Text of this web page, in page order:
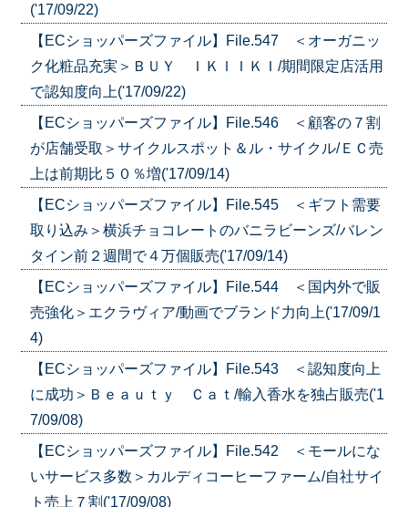
('17/09/22)
【ECショッパーズファイル】File.547 ＜オーガニッ
ク化粧品充実＞ＢＵＹ ＩＫＩＩＫＩ/期間限定店活用
で認知度向上('17/09/22)
【ECショッパーズファイル】File.546 ＜顧客の７割
が店舗受取＞サイクルスポット＆ル・サイクル/ＥＣ売
上は前期比５０％増('17/09/14)
【ECショッパーズファイル】File.545 ＜ギフト需要
取り込み＞横浜チョコレートのバニラビーンズ/バレン
タイン前２週間で４万個販売('17/09/14)
【ECショッパーズファイル】File.544 ＜国内外で販
売強化＞エクラヴィア/動画でブランド力向上('17/09/1
4)
【ECショッパーズファイル】File.543 ＜認知度向上
に成功＞Ｂｅａｕｔｙ Ｃａｔ/輸入香水を独占販売('1
7/09/08)
【ECショッパーズファイル】File.542 ＜モールにな
いサービス多数＞カルディコーヒーファーム/自社サイ
ト売上７割('17/09/08)